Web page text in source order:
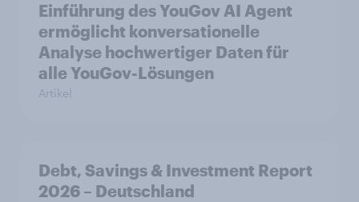
Einführung des YouGov AI Agent
ermöglicht konversationelle
Analyse hochwertiger Daten für
alle YouGov-Lösungen
Artikel
Debt, Savings & Investment Report
2026 – Deutschland